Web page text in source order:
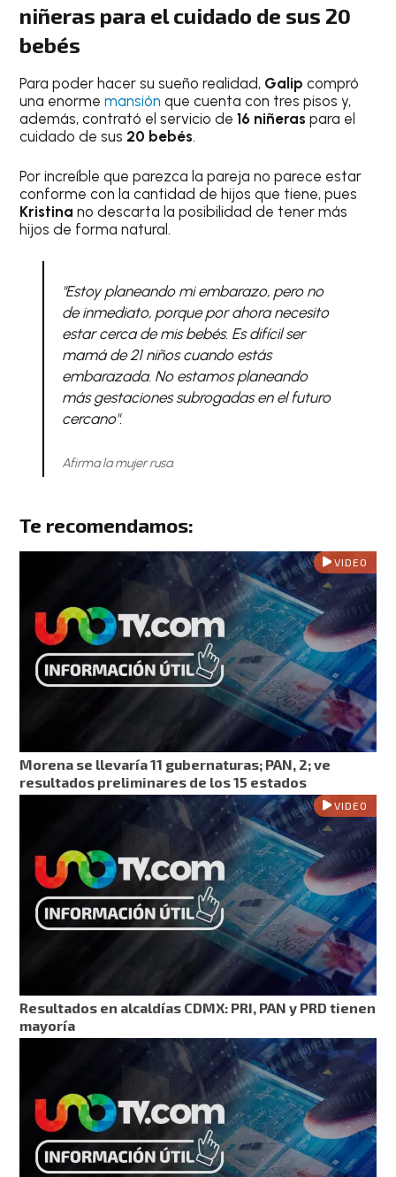
niñeras para el cuidado de sus 20
bebés
Para poder hacer su sueño realidad, Galipcompró
una enormemansiónque cuenta con tres pisos y,
además, contrató el servicio de16 niñeras para el
cuidado de sus 20 bebés.
Por increíble que parezca la pareja no parece estar
conforme con la cantidad de hijos que tiene, pues
Kristina no descarta la posibilidad de tener más
hijos de forma natural.
"Estoy planeando mi embarazo, pero no
de inmediato, porque por ahora necesito
estar cerca de mis bebés. Es difícil ser
mamá de 21 niños cuando estás
embarazada. No estamos planeando
más gestaciones subrogadas en el futuro
cercano".
Afirma la mujer rusa.
Te recomendamos:
VIDEO
Morena se llevaría 11 gubernaturas; PAN, 2; ve
resultados preliminares de los 15 estados
VIDEO
Resultados en alcaldías CDMX: PRI, PAN y PRD tienen
mayoría